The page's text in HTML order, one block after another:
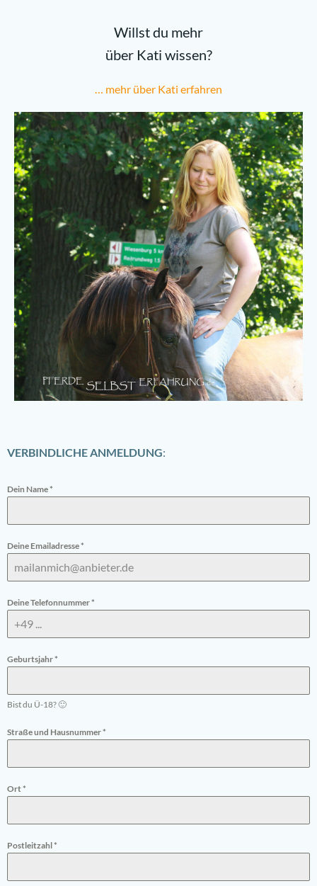
Willst du mehr
über Kati wissen?
… mehr über Kati erfahren
VERBINDLICHE ANMELDUNG:
Dein Name*
Deine Emailadresse*
Deine Telefonnummer*
Geburtsjahr*
Bist du Ü-18? 🙂
Straße und Hausnummer*
Ort*
Postleitzahl*